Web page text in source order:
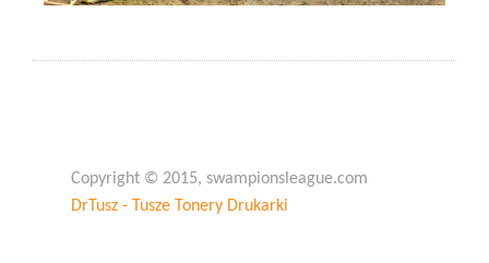
Copyright © 2015, swampionsleague.com
DrTusz - Tusze Tonery Drukarki